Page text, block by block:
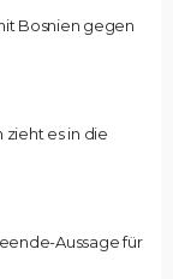
Bosnien gegen
zieht es in die
Aussage für